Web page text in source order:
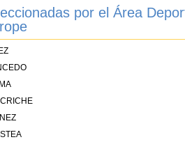
por el Área